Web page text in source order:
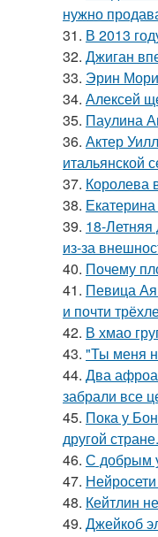
нужно
31. В 2013
32. Джиган
33. Эрин
34. Алексей
35. Паулина
36. Актер
итальянской
37. Королева
38.
39. 18-Летняя
из-за
40. Почему
41. Певица Ая
и почти
42. В хмао
43. "Ты меня
44. Два
забрали все
45. Пока у
другой стране.
46. С добрым
47.
48. Кейтлин
49. Джейкоб